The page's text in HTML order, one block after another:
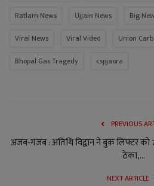
Ratlam News
Ujjain News Big
Viral News
Viral Video
Union
Bhopal Gas Tragedy
cspjaora
PREVIOUS
अजब-गजब : अतिथि विद्वान ने बुक लिफ्टर को
ठेका,...
NEXT ARTICLE